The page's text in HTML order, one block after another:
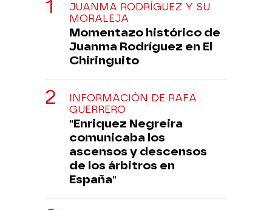
JUANMA RODRÍGUEZ Y SU
MORALEJA
Momentazo histórico de
Juanma Rodríguez en El
Chiringuito
INFORMACIÓN DE RAFA
GUERRERO
"Enriquez Negreira
comunicaba los
ascensos y descensos
de los árbitros en
España"